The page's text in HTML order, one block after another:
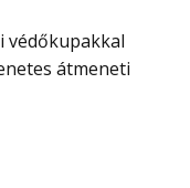
védőkupakkal
átmeneti